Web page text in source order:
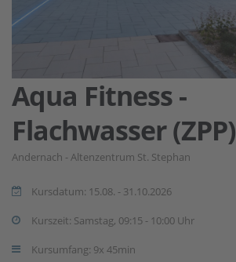
Aqua Fitness -
Flachwasser (ZPP)
Andernach - Altenzentrum St. Stephan
Kursdatum: 15.08. - 31.10.2026
Kurszeit: Samstag, 09:15 - 10:00 Uhr
Kursumfang: 9x 45min